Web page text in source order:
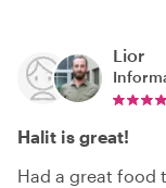
Lior
Halit is great!
Had a great food